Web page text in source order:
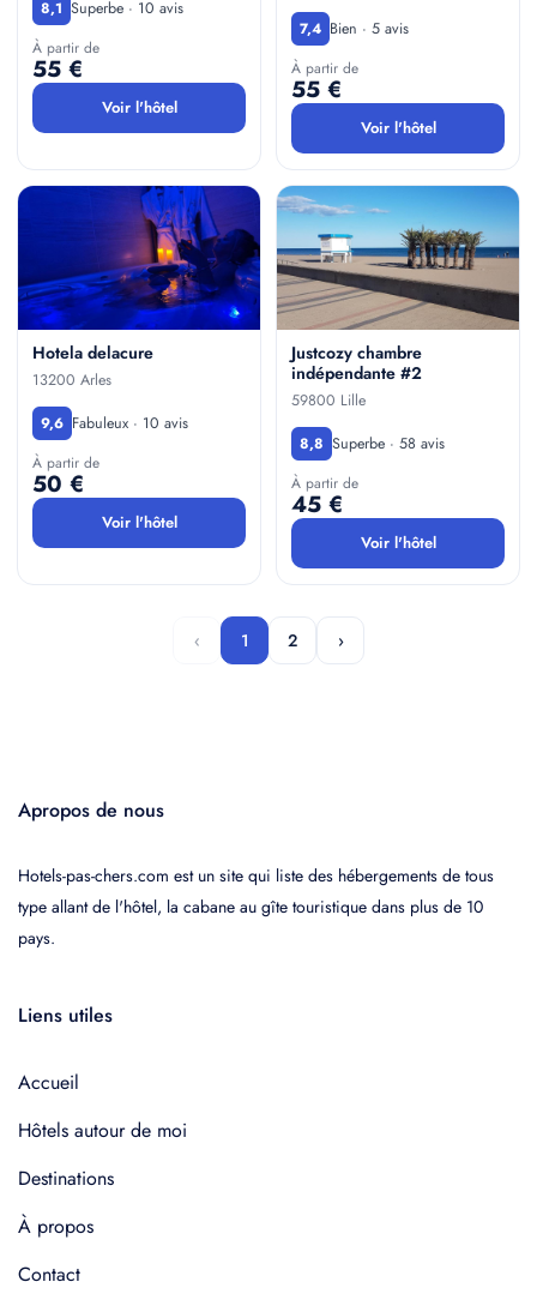
8,1 Superbe · 10 avis
À partir de
55 €
Voir l'hôtel
7,4 Bien · 5 avis
À partir de
55 €
Voir l'hôtel
Hotela delacure
13200 Arles
9,6 Fabuleux · 10 avis
À partir de
50 €
Voir l'hôtel
Justcozy chambre
indépendante #2
59800 Lille
8,8 Superbe · 58 avis
À partir de
45 €
Voir l'hôtel
‹ 1 2 ›
Apropos de nous
Hotels-pas-chers.com est un site qui liste des hébergements de tous
type allant de l'hôtel, la cabane au gîte touristique dans plus de 10
pays.
Liens utiles
Accueil
Hôtels autour de moi
Destinations
À propos
Contact